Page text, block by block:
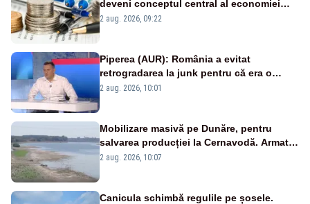
deveni conceptul central al economiei
viitoare?
2 aug. 2026, 09:22
Piperea (AUR): România a evitat
retrogradarea la junk pentru că era o
catastrofă pentru bănci și fondurile de
2 aug. 2026, 10:01
Mobilizare masivă pe Dunăre, pentru
salvarea producției la Cernavodă. Armata
va detona o stâncă și va devia apa
2 aug. 2026, 10:07
Canicula schimbă regulile pe șosele.